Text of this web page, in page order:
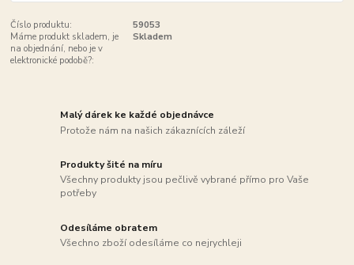
Číslo produktu:
59053
Máme produkt skladem, je
na objednání, nebo je v
elektronické podobě?:
Skladem
Malý dárek ke každé objednávce
Protože nám na našich zákaznících záleží
Produkty šité na míru
Všechny produkty jsou pečlivě vybrané přímo pro Vaše
potřeby
Odesíláme obratem
Všechno zboží odesíláme co nejrychleji